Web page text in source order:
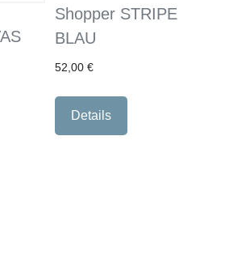
Shopper STRIPE
BLAU
52,00€
Details